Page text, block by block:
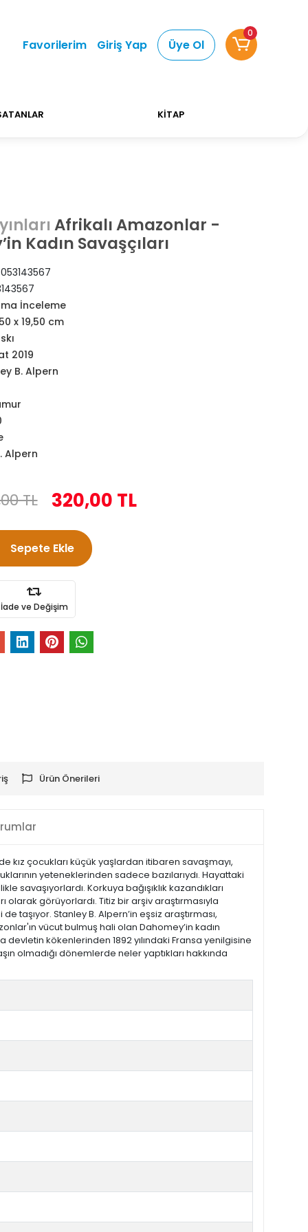
Kargo Ücretsiz! Bizi tercih
Favorilerim Giriş Yap Üye Ol
0
KİTAP
Afrikalı Amazonlar -
Kadın Savaşçıları
İnceleme
x 19,50 cm
2019
B. Alpern
Alpern
TL 320,00 TL
Sepete Ekle
İade ve Değişim
Ürün Önerileri
kız çocukları küçük yaşlardan itibaren savaşmayı,
yeteneklerinden sadece bazılarıydı. Hayattaki
savaşıyorlardı. Korkuya bağışıklık kazandıkları
olarak görüyorlardı. Titiz bir arşiv araştırmasıyla
taşıyor. Stanley B. Alpern’in eşsiz araştırması,
vücut bulmuş hali olan Dahomey’in kadın
kökenlerinden 1892 yılındaki Fransa yenilgisine
olmadığı dönemlerde neler yaptıkları hakkında